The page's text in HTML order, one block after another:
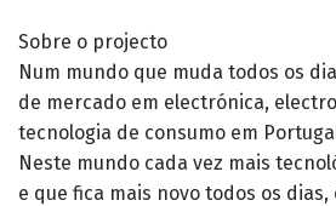
Sobre o projecto
Num mundo que muda todos os
de mercado em electrónica,
tecnologia de consumo em
Neste mundo cada vez mais
e que fica mais novo todos os